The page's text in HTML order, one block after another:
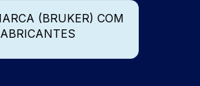
(BRUKER) COM